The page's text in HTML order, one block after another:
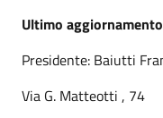
Ultimo aggiornamento
Presidente: Baiutti
Via G. Matteotti , 74